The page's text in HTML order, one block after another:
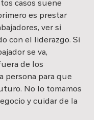
casos suene
es prestar
ver si
con el liderazgo. Si
se va,
de los
persona para que
No lo tomamos
y cuidar de la